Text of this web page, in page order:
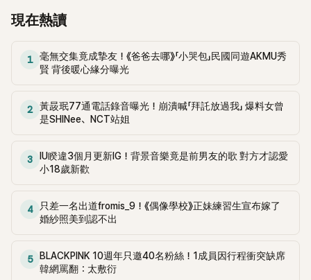
美又清純又帥，真是不得了，快點回來吧！ 16.對啊，就是這
樣！這樣的帥哥真是讓人驕傲，顏粉只能流淚17.哇塞，無意間
的反應真的超火熱～第二張粉絲拍的照片沒修圖，但臉真的太
帥了！ 19.帥哥的魅力真是滿滿，不管去哪裡，大家看美的眼光
更帥。不管怎麼看都像演員，真可惜他不演戲21.超級帥！去國
外更性感了！ 22.帥到讓人嘴巴都酸了，說他帥都說不完！23.
也很真誠，讓氣氛變得很愉快！26.帥哥又性格好的氣氛真的很
嗯嗯！30.每次看摔角的反應都覺得超好笑，哈哈 31.咦，明明
很帥，但那頂帽子不適合他，哈哈。就維持整潔的風格吧32.摔
都喜歡他33.聽說真人更帥，真的好想見見他！ 34.感覺像是現
在很難見到的典型美男，真的超帥！35.看比賽時的反應完全可
覺，但還是等完整版本再評斷吧。 16.歌詞也太老套了……什麼
念和好的歌曲……重組這麼多年，這就是最佳選擇嗎？18.老實
說，I.O.I的歌都沒啥好聽的……只是因為成員加分而已。 19.看
好。 22.通常我都能接受各種歌，但這次真的很震驚。23.雖然
讓我想起《PRODUCE 101》第一季的《24小時》，但……24.除了
天啊……26.這實在太過分了……超過一半的人都沒反對？為什
麼？27.用這些成員來這樣搞砸，真的太可惜了，為什麼會這樣
很吸引人，為什麼歌曲……29.真的非常可惜……為什麼會選這
首？30.不如重新翻唱《Hip Song》然後再度回歸吧，拜託。 31.
時》那樣上癮，可能還會比較好……
隊該換了吧。9.裸露就算了，一點都不漂亮...拜託給孩子們穿
得體的衣服。 10.總是有成員穿得很暴露，但這大概是個人意
麼要這樣穿呢？本來是健康的形象，完全不性感，真的不怎麼
樣。 13.真的不漂亮...就算有裸露也能很好看，但這到底是什
型，但越來越過頭了。連當地也在討論的程度。15.像在韓國音
樂節目那樣穿就好了，為什麼要這樣呢 ㅠㅠ 16.在韓國活動時
台的直拍，海外粉絲都更喜歡。17.本來就有裸露，但越來越嚴
重了。18.這是誰超愛的造型呢 ㅋㅋ 19.老實說，雖然很多人裸
在韓國做不到的事情在這裡做。 22.到底為什麼這樣....感覺很
不好的裸露。23.本來就有一點裸露，但如果那是舞台服裝就太
這樣裸露的服裝？ 25.這不是內衣，更像是遮擋物而已；；26.
看韓國活動的留言就知道，很多外國粉絲都說穿衣服很棒...我
現在熱讀
1
毫無交集竟成摯友！《爸爸去哪》「小哭包」民國同遊AKMU秀
賢 背後暖心緣分曝光
2
黃晸珉77通電話錄音曝光！崩潰喊「拜託放過我」 爆料女曾
是SHINee、NCT站姐
3
IU睽違3個月更新IG！背景音樂竟是前男友的歌 對方才認愛
小18歲新歡
4
只差一名出道fromis_9！《偶像學校》正妹練習生宣布嫁了
婚紗照美到認不出
5
BLACKPINK 10週年只邀40名粉絲！1成員因行程衝突缺席
韓網罵翻：太敷衍